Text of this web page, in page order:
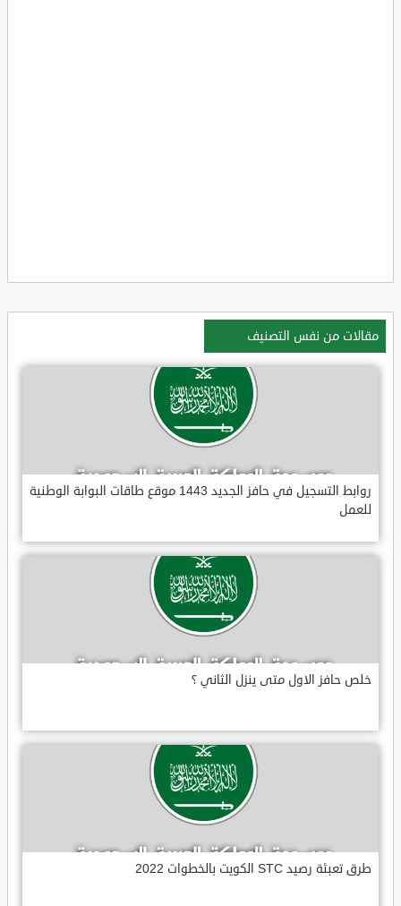
مقالات من نفس التصنيف
روابط التسجيل في حافز الجديد 1443 موقع طاقات البوابة الوطنية
للعمل
خلص حافز الاول متى ينزل الثاني ؟
طرق تعبئة رصيد STC الكويت بالخطوات 2022